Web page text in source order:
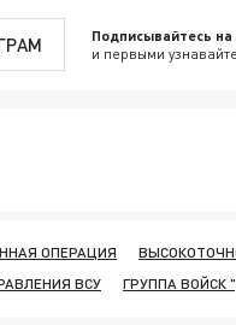
Подписывайтесь
и первыми
ОПЕРАЦИЯ
ВСУ
ГРУППА ВОЙСК